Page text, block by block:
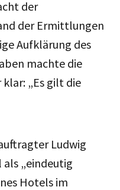
der
der Ermittlungen
Aufklärung des
machte die
„Es gilt die
Ludwig
„eindeutig
Hotels im